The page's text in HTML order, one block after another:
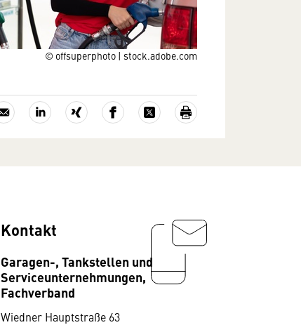
© offsuperphoto | stock.adobe.com
Kontakt
Garagen-, Tankstellen und
Serviceunternehmungen,
Fachverband
Wiedner Hauptstraße 63